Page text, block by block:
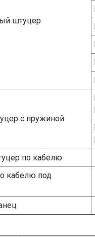
штуцер
с пружиной
по кабелю
кабелю под